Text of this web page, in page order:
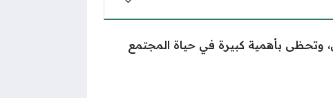
وتحظى بأهمية كبيرة في حياة المجتمع